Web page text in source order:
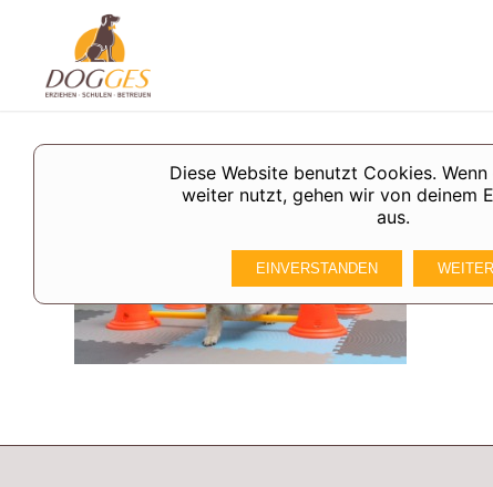
Diese Website benutzt Cookies.
weiter nutzt, gehen wir von deinem
aus.
EINVERSTANDEN